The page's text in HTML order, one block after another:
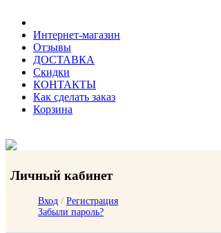
Интернет-магазин
Отзывы
ДОСТАВКА
Скидки
КОНТАКТЫ
Как сделать заказ
Корзина
Личный кабинет
Вход / Регистрация
Забыли пароль?